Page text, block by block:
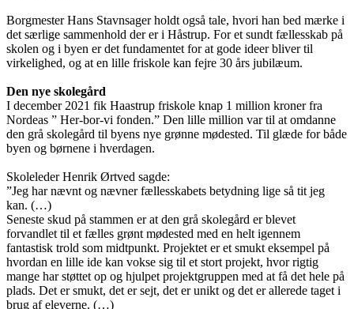
Borgmester Hans Stavnsager holdt også tale, hvori han bed mærke i
det særlige sammenhold der er i Håstrup. For et sundt fællesskab på
skolen og i byen er det fundamentet for at gode ideer bliver til
virkelighed, og at en lille friskole kan fejre 30 års jubilæum.
Den nye skolegård
I december 2021 fik Haastrup friskole knap 1 million kroner fra
Nordeas ” Her-bor-vi fonden.” Den lille million var til at omdanne
den grå skolegård til byens nye grønne mødested. Til glæde for både
byen og børnene i hverdagen.
Skoleleder Henrik Ørtved sagde:
”Jeg har nævnt og nævner fællesskabets betydning lige så tit jeg
kan. (…)
Seneste skud på stammen er at den grå skolegård er blevet
forvandlet til et fælles grønt mødested med en helt igennem
fantastisk trold som midtpunkt. Projektet er et smukt eksempel på
hvordan en lille ide kan vokse sig til et stort projekt, hvor rigtig
mange har støttet op og hjulpet projektgruppen med at få det hele på
plads. Det er smukt, det er sejt, det er unikt og det er allerede taget i
brug af eleverne. (…)